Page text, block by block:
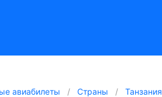
авиабилеты Страны Танзания